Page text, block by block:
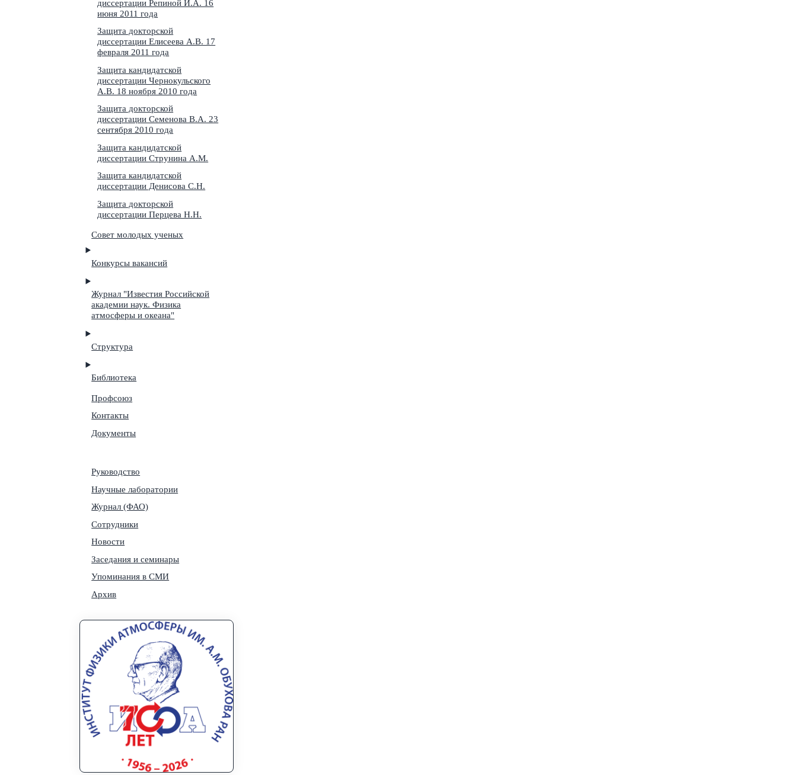
диссертации Репиной И.А. 16
июня 2011 года
Защита докторской
диссертации Елисеева А.В. 17
февраля 2011 года
Защита кандидатской
диссертации Чернокульского
А.В. 18 ноября 2010 года
Защита докторской
диссертации Семенова В.А. 23
сентября 2010 года
Защита кандидатской
диссертации Струнина А.М.
Защита кандидатской
диссертации Денисова С.Н.
Защита докторской
диссертации Перцева Н.Н.
Совет молодых ученых
Конкурсы вакансий
Журнал "Известия Российской
академии наук. Физика
атмосферы и океана"
Структура
Библиотека
Профсоюз
Контакты
Документы
Руководство
Научные лаборатории
Журнал (ФАО)
Сотрудники
Новости
Заседания и семинары
Упоминания в СМИ
Архив